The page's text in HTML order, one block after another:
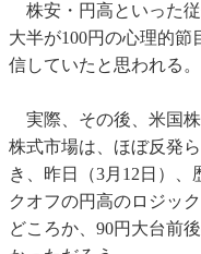
株安・円高といった
大半が100円の心理的
信していたと思われる。
実際、その後、米国
株式市場は、ほぼ反発
き、昨日（3月12日）
クオフの円高のロジッ
どころか、90円大台前